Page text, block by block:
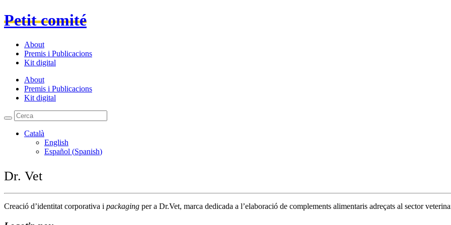
Petit comité
About
Premis i Publicacions
Kit digital
About
Premis i Publicacions
Kit digital
Català
English
Español (Spanish)
Dr. Vet
Creació d’identitat corporativa i packaging per a Dr.Vet, marca dedicada a l’elaboració de complements alimentaris adreçats al sector